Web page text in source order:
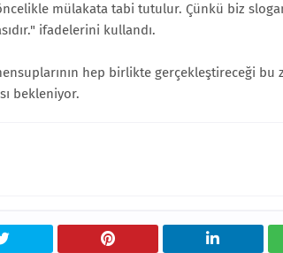
mülakata tabi tutulur. Çünkü biz
ifadelerini kullandı.
hep birlikte gerçekleştireceği bu
bekleniyor.